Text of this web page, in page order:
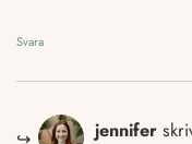
Svara
jennifer